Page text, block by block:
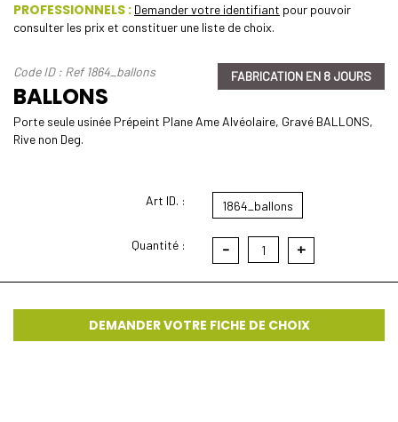
PROFESSIONNELS : Demander votre identifiant pour pouvoir
consulter les prix et constituer une liste de choix.
Code ID : Ref 1864_ballons
BALLONS
FABRICATION EN 8 JOURS
Porte seule usinée Prépeint Plane Ame Alvéolaire, Gravé BALLONS,
Rive non Deg.
Art ID. :
Quantité :
1864_ballons
- 1 +
DEMANDER VOTRE FICHE DE CHOIX